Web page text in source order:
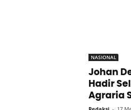
NASIONAL
Johan
Hadir
Agraria